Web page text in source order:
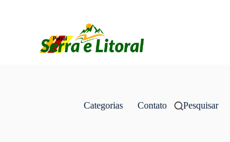
Categorias Contato Pesquisar